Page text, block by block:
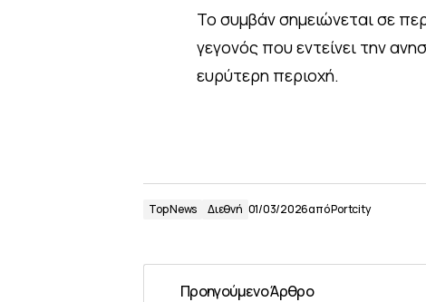
Το συμβάν σημειώνεται σε
γεγονός που εντείνει την
ευρύτερη περιοχή.
Top News Διεθνή 01/03/2026απόPortcity
Προηγούμενο Άρθρο